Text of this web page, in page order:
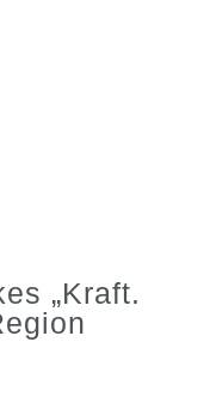
„Kraft.